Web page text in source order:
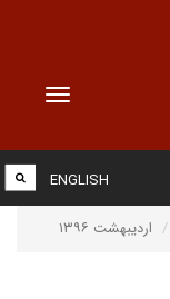
Toggle
ENGLISH
اردیبهشت ۱۳۹۶